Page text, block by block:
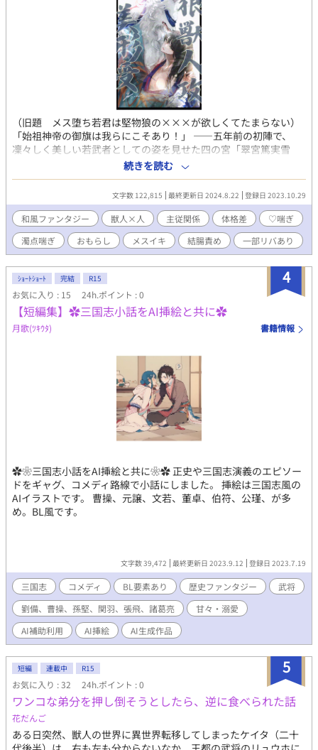
（旧題 メス堕ち若君は堅物狼の×××が欲しくてたまらない）
「始祖神帝の御旗は我らにこそあり！」 ――五年前の初陣で、
凜々しく美しい若武者としての姿を見せた四の宮「翠宮篤実雪
政」は、失意の内に嘗ての部下である狼の獣人を求めた。 「こん
なはしたない身体で、戻る場所も無くなった今、ただ――た
だ……そなたとのまぐわいに溺れたい……十兵衛」 淫欲に堕ちた
若君よ、内なる感情に翻弄されても再び気高く立ち上がれ 身分と
プライドの高いネコがドスケベにされて尊厳をすり減らされる話
が読みたいついでにケモチンとザーボテも見たい。そんな100％
不純な動機でこのお話は書かれています。タイトルと本文の温度
差は仕様です。 盲目の男やもめ狼獣人×隠れメス堕ち済みの尊厳
を奪われたドスケベ元王子の和風ファンタジーBL。 地の文しっか
りお硬め、スケベシーンはねっちょり濃いめ、ハート喘ぎ濁点喘
ぎありますやったね。狼獣人の耳と尻尾（そして亀頭球）をお楽
しみください。 【あらすじ】 人間と、獣の形質を色濃く残す獣
人、爪牙（そうが）族。国内は二つに分断し、長く戦を繰り返し
した寂しさを抱えながらも平穏に過ごしていた。 そんなある日、
十兵衛の元へ珍しい客人が一人訪れる。ボロボロの姿で、都より
はるか北の爪牙の集落へたどり着いたその者こそ、先の戦で十兵
衛が庇った若き武将、今生陛下の第四親王篤実雪政（あつみゆき
なり）であった。 目の見えぬ十兵衛に篤実親王は、己の世話をし
ろと命じ気を失ってしまう。十兵衛はかつての主君の正体を隠し
流れていた。集落へ帰ってきた十兵衛の友人である薬売りは、篤
実が雪女男ではないかと疑い――…。 気高き主君の淫らな裏の顔
とは。主従関係が故に越えられない一線、己の存在意義の揺らぎ
に苦しみ、傷ついた主君と如何に向き合うのか。 エブリスタとア
表紙画像作 えしか様 https://x.com/ameniwayesica?
t=GE24_duIguRh8I9e8lg7Lg&s=09
続きを読む
文字数 122,815 最終更新日 2024.8.22 登録日 2023.10.29
和風ファンタジー 獣人×人 主従関係 体格差
♡喘ぎ
濁点喘ぎ
おもらし メスイキ 結腸責め 一部リバあり
4
ｼｮｰﾄｼｮｰﾄ 完結 R15
お気に入り : 15 24h.ポイント : 0
【短編集】✿三国志小話をAI挿絵と共に✿
月歌(ﾂｷｳﾀ) 書籍情報
✿❀三国志小話をAI挿絵と共に❀✿ 正史や三国志演義のエピソー
ドをギャグ、コメディ路線で小話にしました。 挿絵は三国志風の
AIイラストです。 曹操、元譲、文若、董卓、伯符、公瑾、が多
め。BL風です。
文字数 39,472 最終更新日 2023.9.12 登録日 2023.7.19
三国志 コメディ BL要素あり 歴史ファンタジー
武将
劉備、曹操、孫堅、関羽、張飛、諸葛亮
甘々・溺愛
AI補助利用
AI挿絵 AI生成作品
5
短編 連載中 R15
お気に入り : 32 24h.ポイント : 0
ワンコな弟分を押し倒そうとしたら、逆に食べられた話
花だんご
ある日突然、獣人の世界に異世界転移してしまったケイタ（二十